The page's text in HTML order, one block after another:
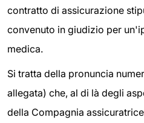
contratto di assicurazione
convenuto in giudizio per
medica.
Si tratta della pronuncia
allegata) che, al di là degli
della Compagnia